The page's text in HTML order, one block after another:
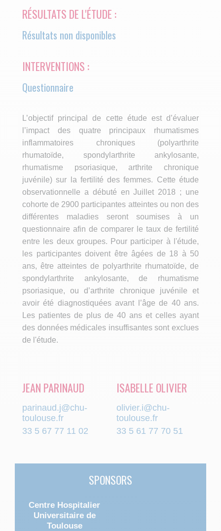
RÉSULTATS DE L'ÉTUDE :
Résultats non disponibles
INTERVENTIONS :
Questionnaire
L’objectif principal de cette étude est d’évaluer
l’impact des quatre principaux rhumatismes
inflammatoires chroniques (polyarthrite
rhumatoïde, spondylarthrite ankylosante,
rhumatisme psoriasique, arthrite chronique
juvénile) sur la fertilité des femmes. Cette étude
observationnelle a débuté en Juillet 2018 ; une
cohorte de 2900 participantes atteintes ou non des
différentes maladies seront soumises à un
questionnaire afin de comparer le taux de fertilité
entre les deux groupes. Pour participer à l'étude,
les participantes doivent être âgées de 18 à 50
ans, être atteintes de polyarthrite rhumatoïde, de
spondylarthrite ankylosante, de rhumatisme
psoriasique, ou d’arthrite chronique juvénile et
avoir été diagnostiquées avant l’âge de 40 ans.
Les patientes de plus de 40 ans et celles ayant
des données médicales insuffisantes sont exclues
de l'étude.
JEAN PARINAUD
parinaud.j@chu-
toulouse.fr
33 5 67 77 11 02
ISABELLE OLIVIER
olivier.i@chu-
toulouse.fr
33 5 61 77 70 51
SPONSORS
Centre Hospitalier
Universitaire de
Toulouse